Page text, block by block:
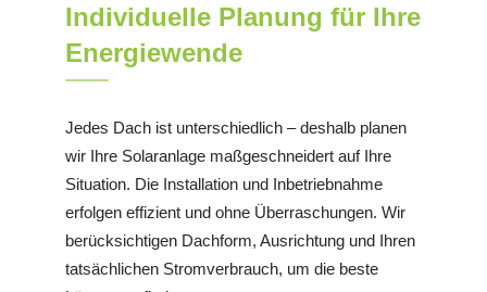
Individuelle Planung für Ihre
Energiewende
Jedes Dach ist unterschiedlich – deshalb planen
wir Ihre Solaranlage maßgeschneidert auf Ihre
Situation. Die Installation und Inbetriebnahme
erfolgen effizient und ohne Überraschungen. Wir
berücksichtigen Dachform, Ausrichtung und Ihren
tatsächlichen Stromverbrauch, um die beste